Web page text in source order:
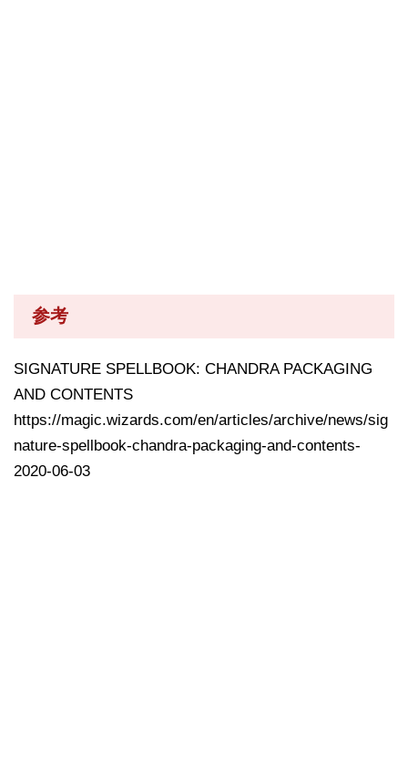
参考
SIGNATURE SPELLBOOK: CHANDRA PACKAGING
AND CONTENTS
https://magic.wizards.com/en/articles/archive/news/sig
nature-spellbook-chandra-packaging-and-contents-
2020-06-03